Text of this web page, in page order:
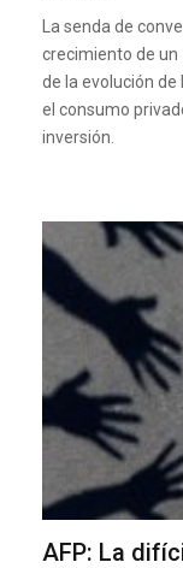
La senda de
crecimiento de un
de la evolución
el consumo
inversión.
AFP: La